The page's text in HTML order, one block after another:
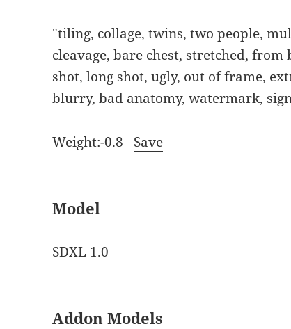
"tiling, collage, twins, two people,
cleavage, bare chest, stretched,
shot, long shot, ugly, out of frame,
blurry, bad anatomy, watermark,
Weight:-0.8 Save
Model
SDXL 1.0
Addon Models